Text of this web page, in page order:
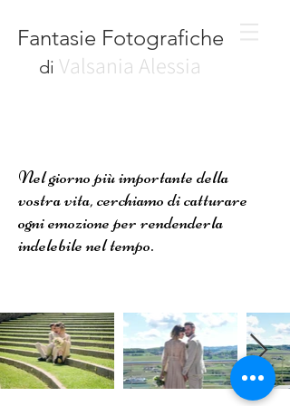
Fantasie Fotografiche
di Valsania Alessia
Nel giorno più importante della
vostra vita, cerchiamo di catturare
ogni emozione per rendenderla
indelebile nel tempo.